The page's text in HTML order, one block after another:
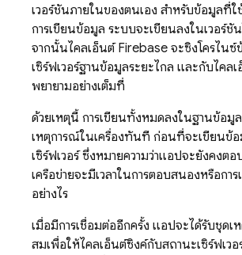
เวอร์ชันภายในของตนเอง สำหรับข้อมูลที่ใ
การเขียนข้อมูล ระบบจะเขียนลงในเวอร์ชั
จากนั้นไคลเอ็นต์ Firebase จะซิงโครไนซ์
เซิร์ฟเวอร์ฐานข้อมูลระยะไกล และกับไคล
พยายามอย่างเต็มที่
ด้วยเหตุนี้ การเขียนทั้งหมดลงในฐานข้อมู
เหตุการณ์ในเครื่องทันที ก่อนที่จะเขียนข้อ
เซิร์ฟเวอร์ ซึ่งหมายความว่าแอปจะยังคงตอ
เครือข่ายจะมีเวลาในการตอบสนองหรือกา
อย่างไร
เมื่อมีการเชื่อมต่ออีกครั้ง แอปจะได้รับชุดเ
สมเพื่อให้ไคลเอ็นต์ซิงค์กับสถานะเซิร์ฟเว